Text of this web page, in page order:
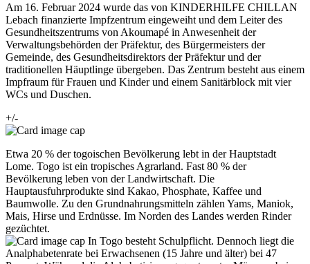
Am 16. Februar 2024 wurde das von KINDERHILFE CHILLAN
Lebach finanzierte Impfzentrum eingeweiht und dem Leiter des
Gesundheitszentrums von Akoumapé in Anwesenheit der
Verwaltungsbehörden der Präfektur, des Bürgermeisters der
Gemeinde, des Gesundheitsdirektors der Präfektur und der
traditionellen Häuptlinge übergeben. Das Zentrum besteht aus einem
Impfraum für Frauen und Kinder und einem Sanitärblock mit vier
WCs und Duschen.
+/-
Etwa 20 % der togoischen Bevölkerung lebt in der Hauptstadt
Lome. Togo ist ein tropisches Agrarland. Fast 80 % der
Bevölkerung leben von der Landwirtschaft. Die
Hauptausfuhrprodukte sind Kakao, Phosphate, Kaffee und
Baumwolle. Zu den Grundnahrungsmitteln zählen Yams, Maniok,
Mais, Hirse und Erdnüsse. Im Norden des Landes werden Rinder
gezüchtet.
In Togo besteht Schulpflicht. Dennoch liegt die
Analphabetenrate bei Erwachsenen (15 Jahre und älter) bei 47